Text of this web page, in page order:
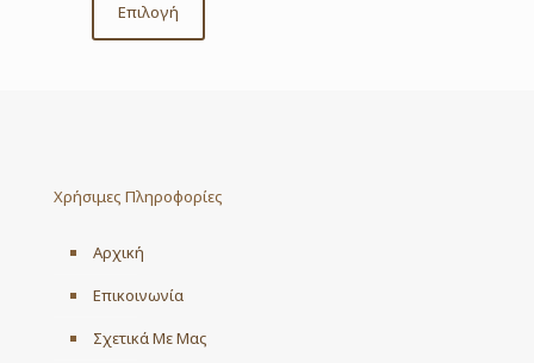
Επιλογή
This
product
be
on
product
Χρήσιμες Πληροφορίες
Αρχική
Επικοινωνία
Σχετικά Με Μας